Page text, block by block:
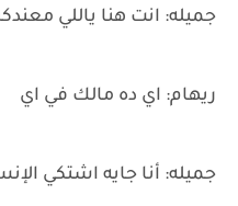
جميله: انت هنا ياللي
ريهام: اي ده مالك في اي
جميله: أنا جايه اشتكي